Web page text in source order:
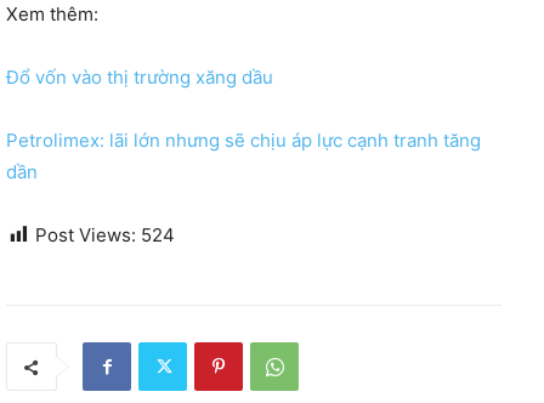
Xem thêm:
Đổ vốn vào thị trường xăng dầu
Petrolimex: lãi lớn nhưng sẽ chịu áp lực cạnh tranh tăng
dần
Post Views: 524